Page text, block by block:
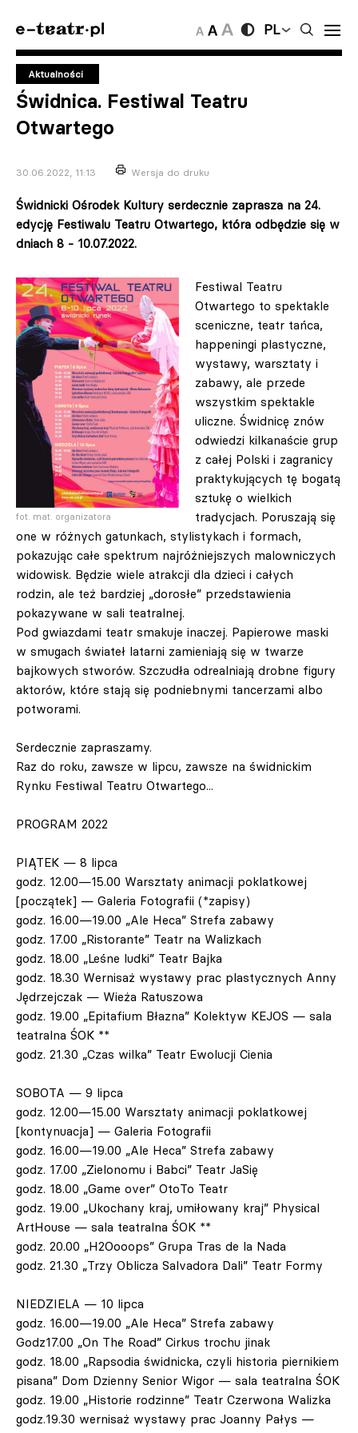
PL
Aktualności
Świdnica. Festiwal Teatru
Otwartego
30.06.2022, 11:13 Wersja do druku
Świdnicki Ośrodek Kultury serdecznie zaprasza na 24.
edycję Festiwalu Teatru Otwartego, która odbędzie się w
dniach 8 - 10.07.2022.
fot. mat. organizatora
Festiwal Teatru
Otwartego to spektakle
sceniczne, teatr tańca,
happeningi plastyczne,
wystawy, warsztaty i
zabawy, ale przede
wszystkim spektakle
uliczne. Świdnicę znów
odwiedzi kilkanaście grup
z całej Polski i zagranicy
praktykujących tę bogatą
sztukę o wielkich
tradycjach. Poruszają się
one w różnych gatunkach, stylistykach i formach,
pokazując całe spektrum najróżniejszych malowniczych
widowisk. Będzie wiele atrakcji dla dzieci i całych
rodzin, ale też bardziej „dorosłe” przedstawienia
pokazywane w sali teatralnej.
Pod gwiazdami teatr smakuje inaczej. Papierowe maski
w smugach świateł latarni zamieniają się w twarze
bajkowych stworów. Szczudła odrealniają drobne figury
aktorów, które stają się podniebnymi tancerzami albo
potworami.
Serdecznie zapraszamy.
Raz do roku, zawsze w lipcu, zawsze na świdnickim
Rynku Festiwal Teatru Otwartego...
PROGRAM 2022
PIĄTEK — 8 lipca
godz. 12.00—15.00 Warsztaty animacji poklatkowej
[początek] — Galeria Fotografii (*zapisy)
godz. 16.00—19.00 „Ale Heca” Strefa zabawy
godz. 17.00 „Ristorante” Teatr na Walizkach
godz. 18.00 „Leśne ludki” Teatr Bajka
godz. 18.30 Wernisaż wystawy prac plastycznych Anny
Jędrzejczak — Wieża Ratuszowa
godz. 19.00 „Epitafium Błazna” Kolektyw KEJOS — sala
teatralna ŚOK **
godz. 21.30 „Czas wilka” Teatr Ewolucji Cienia
SOBOTA — 9 lipca
godz. 12.00—15.00 Warsztaty animacji poklatkowej
[kontynuacja] — Galeria Fotografii
godz. 16.00—19.00 „Ale Heca” Strefa zabawy
godz. 17.00 „Zielonomu i Babci” Teatr JaSię
godz. 18.00 „Game over” OtoTo Teatr
godz. 19.00 „Ukochany kraj, umiłowany kraj” Physical
ArtHouse — sala teatralna ŚOK **
godz. 20.00 „H2Oooops” Grupa Tras de la Nada
godz. 21.30 „Trzy Oblicza Salvadora Dali” Teatr Formy
NIEDZIELA — 10 lipca
godz. 16.00—19.00 „Ale Heca” Strefa zabawy
Godz17.00 „On The Road” Cirkus trochu jinak
godz. 18.00 „Rapsodia świdnicka, czyli historia piernikiem
pisana” Dom Dzienny Senior Wigor — sala teatralna ŚOK
godz. 19.00 „Historie rodzinne” Teatr Czerwona Walizka
godz.19.30 wernisaż wystawy prac Joanny Pałys —